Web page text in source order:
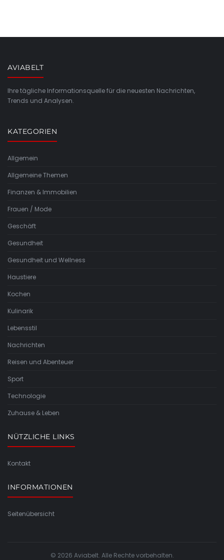
AVIABELT
Ihre tägliche Informationsquelle für die neuesten Nachrichten,
Trends und Analysen.
KATEGORIEN
Allgemein
Allgemeine Themen
Finanzen & Immobilien
Frauen / Mode
Geschäft
Gesundheit
Gesundheit und Wellness
Haustiere
Kochen
Kulinarik
Lebensstil
Nachrichten
Reisen und Abenteuer
Sport
Technologie
Zuhause & Leben
NÜTZLICHE LINKS
Kontakt
INFORMATIONEN
Seitenübersicht
© 2026 Aviabelt. Alle Rechte vorbehalten.